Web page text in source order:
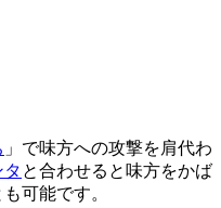
」で味方への攻撃を肩代わ
と合わせると味方をかば
可能です。